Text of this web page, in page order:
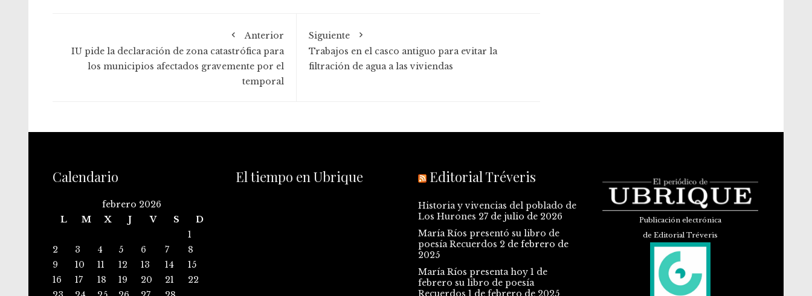
Anterior
IU pide la declaración de zona catastrófica para
los municipios afectados gravemente por el
temporal
Siguiente
Trabajos en el casco antiguo para evitar la
filtración de agua a las viviendas
Calendario
febrero 2026
L
M X J V S
D
1
2
3 4 5 6 7
8
9
10 11 12 13 14
15
16
17 18 19 20 21
22
El tiempo en Ubrique Editorial Tréveris
Historia y vivencias del poblado de
Los Hurones 27 de julio de 2026
María Ríos presentó su libro de
poesía Recuerdos 2 de febrero de
2025
María Ríos presenta hoy 1 de
febrero su libro de poesía
Recuerdos 1 de febrero de 2025
Publicación electrónica
de Editorial Tréveris